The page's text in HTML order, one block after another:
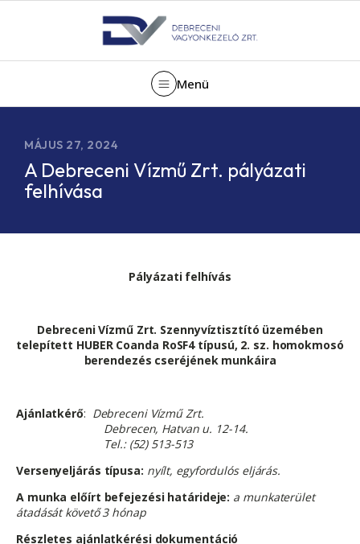
Menü
MÁJUS 27, 2024
A Debreceni Vízmű Zrt. pályázati
felhívása
Pályázati felhívás
Debreceni Vízmű Zrt. Szennyvíztisztító üzemében
telepített HUBER Coanda RoSF4 típusú, 2. sz. homokmosó
berendezés cseréjének munkáira
Ajánlatkérő: Debreceni Vízmű Zrt.
Debrecen, Hatvan u. 12-14.
Tel.: (52) 513-513
Versenyeljárás típusa: nyílt, egyfordulós eljárás.
A munka előírt befejezési határideje: a munkaterület
átadását követő 3 hónap
Részletes ajánlatkérési dokumentáció